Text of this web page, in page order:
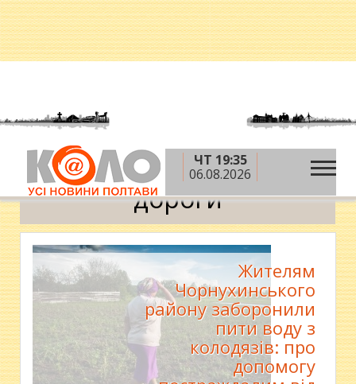
ЧТ 19:35
06.08.2026
Головна » дороги
дороги
Жителям
Чорнухинського
району заборонили
пити воду з
колодязів: про
допомогу